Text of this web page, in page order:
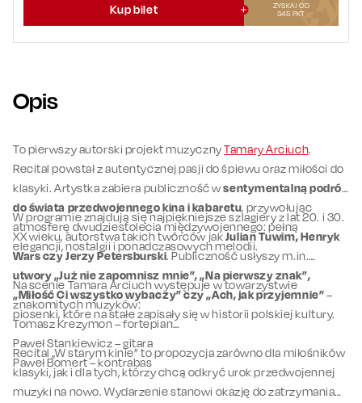
Kup bilet
ZYSKAJ OD
345 PKT
Opis
To pierwszy autorski projekt muzycznyTamary Arciuch.
Recital powstał z autentycznej pasji do śpiewu oraz miłości do
klasyki. Artystka zabiera publiczność wsentymentalną podróż
do świata przedwojennego kina i kabaretu, przywołując
atmosferę dwudziestolecia międzywojennego: pełną
elegancji, nostalgii i ponadczasowych melodii.
W programie znajdują się najpiękniejsze szlagiery z lat 20. i 30.
XX wieku, autorstwa takich twórców jakJulian Tuwim, Henryk
Wars czy Jerzy Petersburski. Publiczność usłyszy m.in.
utwory „Już nie zapomnisz mnie”, „Na pierwszy znak”,
„Miłość Ci wszystko wybaczy” czy „Ach, jak przyjemnie”–
piosenki, które na stałe zapisały się w historii polskiej kultury.
Na scenie Tamara Arciuch występuje w towarzystwie
znakomitych muzyków:
Tomasz Krezymon – fortepian
Paweł Stankiewicz – gitara
Paweł Bomert – kontrabas
Recital „W starym kinie” to propozycja zarówno dla miłośników
klasyki, jak i dla tych, którzy chcą odkryć urok przedwojennej
muzyki na nowo. Wydarzenie stanowi okazję do zatrzymania